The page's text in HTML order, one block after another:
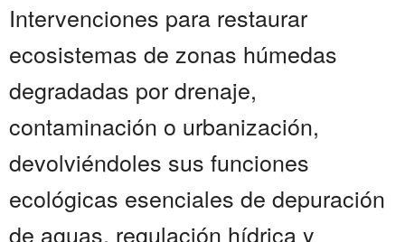
Intervenciones para restaurar
ecosistemas de zonas húmedas
degradadas por drenaje,
contaminación o urbanización,
devolviéndoles sus funciones
ecológicas esenciales de depuración
de aguas, regulación hídrica y